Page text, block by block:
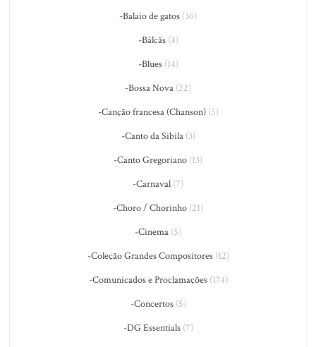
-Balaio de gatos (36)
-Bálcãs(4)
-Blues(14)
-Bossa Nova (22)
-Canção francesa (Chanson)(5)
-Canto da Sibila(3)
-Canto Gregoriano (13)
-Carnaval (7)
-Choro / Chorinho (21)
-Cinema (5)
-Coleção Grandes Compositores(12)
-Comunicados e Proclamações(174)
-Concertos(5)
-DG Essentials(7)